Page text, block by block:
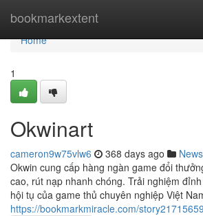
bookmarkextent
Home
Home
1
Okwinart
cameron9w75vlw6 368 days ago News
Okwin cung cấp hàng ngàn game đổi
cao, rút nạp nhanh chóng. Trải nghiệm
hội tụ của game thủ chuyên nghiệp Việt
https://bookmarkmiracle.com/